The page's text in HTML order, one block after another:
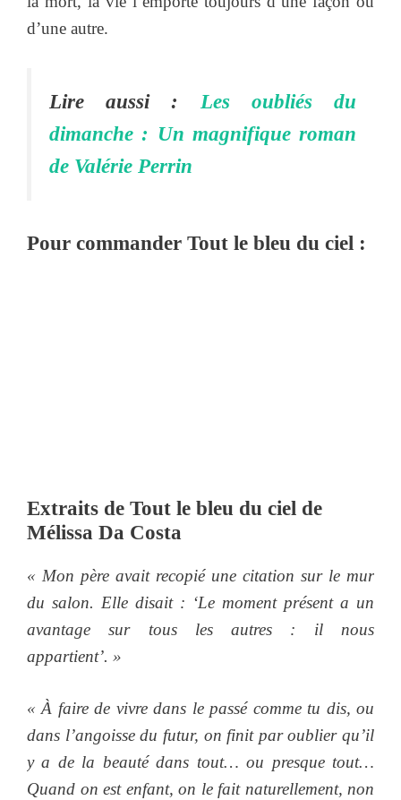
d’une autre.
Lire aussi : Les oubliés du
dimanche : Un magnifique roman
de Valérie Perrin
Pour commander Tout le bleu du ciel :
Extraits de Tout le bleu du ciel de
Mélissa Da Costa
« Mon père avait recopié une citation sur le mur
du salon. Elle disait : ‘Le moment présent a un
avantage sur tous les autres : il nous
appartient’. »
« À faire de vivre dans le passé comme tu dis, ou
dans l’angoisse du futur, on finit par oublier qu’il
y a de la beauté dans tout… ou presque tout…
Quand on est enfant, on le fait naturellement, non